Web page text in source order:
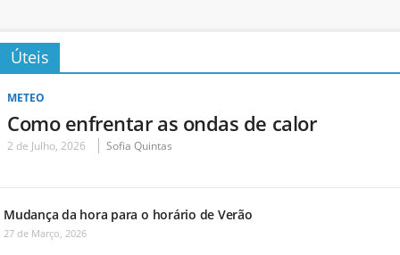
Úteis
METEO
Como enfrentar as ondas de calor
2 de Julho, 2026 Sofia Quintas
Mudança da hora para o horário de Verão
27 de Março, 2026